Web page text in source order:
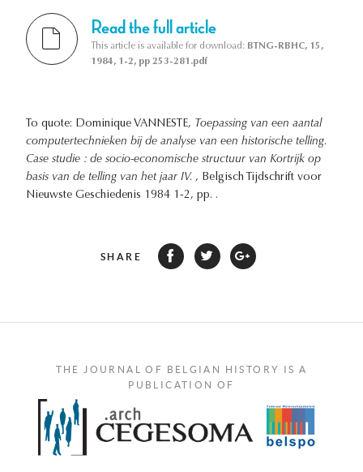
Read the full article
This article is available for download: BTNG-RBHC, 15,
1984, 1-2, pp 253-281.pdf
To quote: Dominique VANNESTE, Toepassing van een aantal
computertechnieken bij de analyse van een historische telling.
Case studie : de socio-economische structuur van Kortrijk op
basis van de telling van het jaar IV. , Belgisch Tijdschrift voor
Nieuwste Geschiedenis 1984 1-2, pp. .
SHARE
THE JOURNAL OF BELGIAN HISTORY IS A
PUBLICATION OF